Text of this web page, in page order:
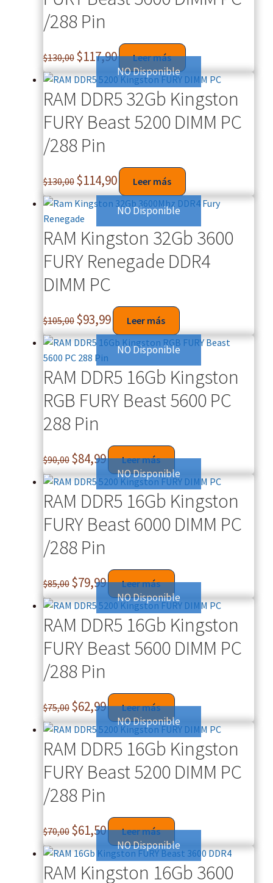
/288 Pin
$130,00 $117,90 Leer más
NO Disponible
RAM DDR5 32Gb Kingston
FURY Beast 5200 DIMM PC
/288 Pin
$130,00 $114,90 Leer más
NO Disponible
RAM Kingston 32Gb 3600
FURY Renegade DDR4
DIMM PC
$105,00 $93,99 Leer más
NO Disponible
RAM DDR5 16Gb Kingston
RGB FURY Beast 5600 PC
288 Pin
$90,00 $84,99 Leer más
NO Disponible
RAM DDR5 16Gb Kingston
FURY Beast 6000 DIMM PC
/288 Pin
$85,00 $79,99 Leer más
NO Disponible
RAM DDR5 16Gb Kingston
FURY Beast 5600 DIMM PC
/288 Pin
$75,00 $62,99 Leer más
NO Disponible
RAM DDR5 16Gb Kingston
FURY Beast 5200 DIMM PC
/288 Pin
$70,00 $61,50 Leer más
NO Disponible
RAM Kingston 16Gb 3600